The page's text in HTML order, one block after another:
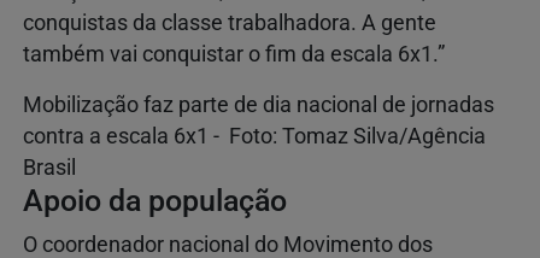
conquistas da classe trabalhadora. A gente
também vai conquistar o fim da escala 6x1.”
Mobilização faz parte de dia nacional de jornadas
contra a escala 6x1 - Foto: Tomaz Silva/Agência
Brasil
Apoio da população
O coordenador nacional do Movimento dos